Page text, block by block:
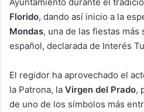
Florido, dando así inicio a la
Mondas, una de las fiestas
español, declarada de Interés
El regidor ha aprovechado el
la Patrona, la Virgen del Prado,
de uno de los símbolos más